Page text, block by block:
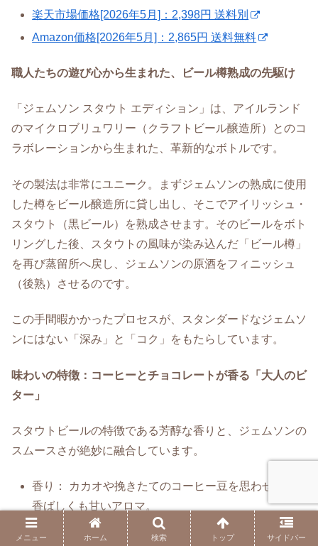
楽天市場価格[2026年5月]：2,398円 送料別
Amazon価格[2026年5月]：2,865円 送料無料
職人たちの遊び心から生まれた、ビール樽熟成の先駆け
「ジェムソン スタウト エディション」は、アイルランド
のマイクロブリュワリー（クラフトビール醸造所）とのコ
ラボレーションから生まれた、革新的なボトルです。
その製法は非常にユニーク。まずジェムソンの熟成に使用
した樽をビール醸造所に貸し出し、そこでアイリッシュ・
スタウト（黒ビール）を熟成させます。そのビールをボト
リングした後、スタウトの風味が染み込んだ「ビール樽」
を再び蒸留所へ戻し、ジェムソンの原酒をフィニッシュ
（後熟）させるのです。
この手間暇かかったプロセスが、スタンダードなジェムソ
ンにはない「深み」と「コク」をもたらしています。
味わいの特徴：コーヒーとチョコレートが香る「大人のビ
ター」
スタウトビールの特徴である芳醇な香りと、ジェムソンの
スムースさが絶妙に融合しています。
香り： カカオや挽きたてのコーヒー豆を思わせる、
香ばしくも甘いアロマ。
味わい： 口当たりは非常にクリーミー。ジェムソン
メニュー ホーム 検索 トップ サイドバー